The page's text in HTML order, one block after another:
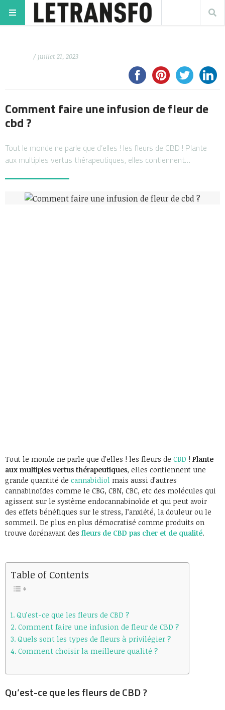
/ juillet 21, 2023
Comment faire une infusion de fleur de
cbd ?
Tout le monde ne parle que d’elles ! les fleurs de CBD ! Plante
aux multiples vertus thérapeutiques, elles contiennent…
Tout le monde ne parle que d’elles ! les fleurs de CBD ! Plante
aux multiples vertus thérapeutiques, elles contiennent une
grande quantité de cannabidiol mais aussi d’autres
cannabinoïdes comme le CBG, CBN, CBC, etc des molécules qui
agissent sur le système endocannabinoïde et qui peut avoir
des effets bénéfiques sur le stress, l’anxiété, la douleur ou le
sommeil. De plus en plus démocratisé comme produits on
trouve dorénavant des fleurs de CBD pas cher et de qualité.
Table of Contents
Qu’est-ce que les fleurs de CBD ?
Comment faire une infusion de fleur de CBD ?
Quels sont les types de fleurs à privilégier ?
Comment choisir la meilleure qualité ?
Qu’est-ce que les fleurs de CBD ?